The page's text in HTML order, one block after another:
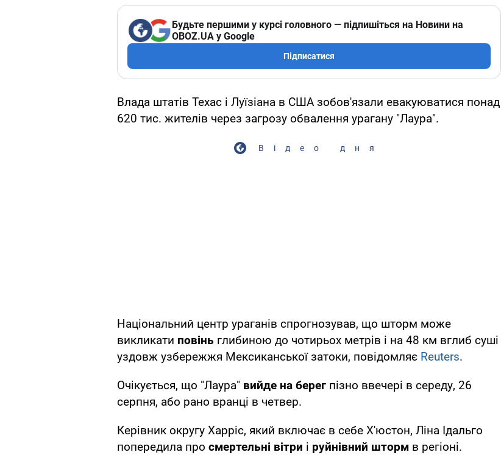
Будьте першими у курсі головного — підпишіться на Новини на
OBOZ.UA у Google
Підписатися
Влада штатів Техас і Луїзіана в США зобов'язали евакуюватися понад
620 тис. жителів через загрозу обвалення урагану "Лаура".
Відео дня
Національний центр ураганів спрогнозував, що шторм може
викликати повінь глибиною до чотирьох метрів і на 48 км вглиб суші
уздовж узбережжя Мексиканської затоки, повідомляє Reuters.
Очікується, що "Лаура" вийде на берег пізно ввечері в середу, 26
серпня, або рано вранці в четвер.
Керівник округу Харріс, який включає в себе Х'юстон, Ліна Ідальго
попередила про смертельні вітри і руйнівний шторм в регіоні.